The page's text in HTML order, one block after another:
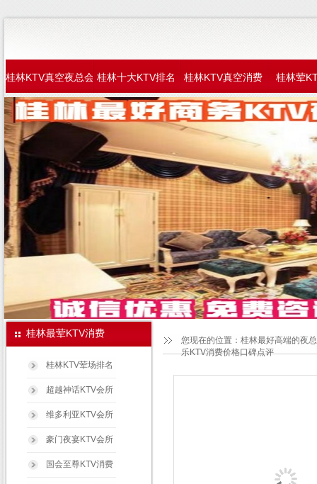
桂林KTV真空夜总会 桂林十大KTV排名 桂林KTV真空消费 桂林荤
桂林最荤KTV消费
桂林KTV荤场排名
超越神话KTV会所
维多利亚KTV会所
豪门夜宴KTV会所
国会至尊KTV消费
您现在的位置： 桂林最好高端的夜
乐KTV消费价格口碑点评